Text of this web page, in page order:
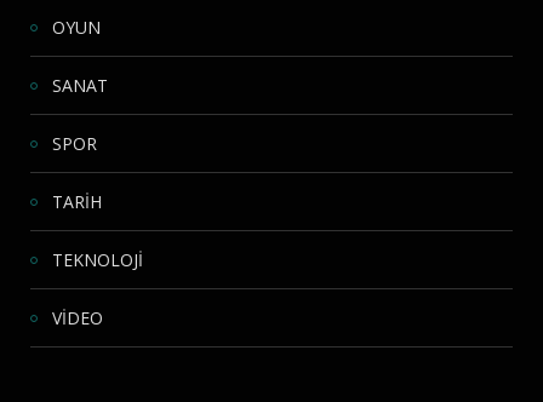
OYUN
SANAT
SPOR
TARİH
TEKNOLOJİ
VİDEO